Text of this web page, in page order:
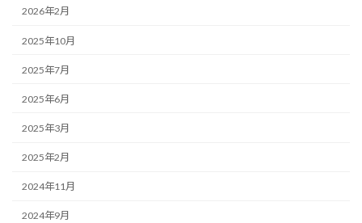
2026年2月
2025年10月
2025年7月
2025年6月
2025年3月
2025年2月
2024年11月
2024年9月